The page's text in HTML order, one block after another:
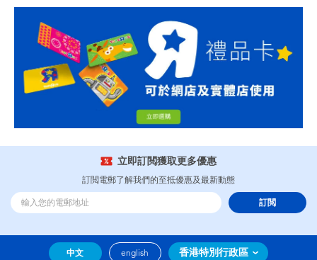
立即訂閲獲取更多優惠
訂閲電郵了解我們的至抵優惠及最新動態
訂閲
中文 english 香港特別行政區